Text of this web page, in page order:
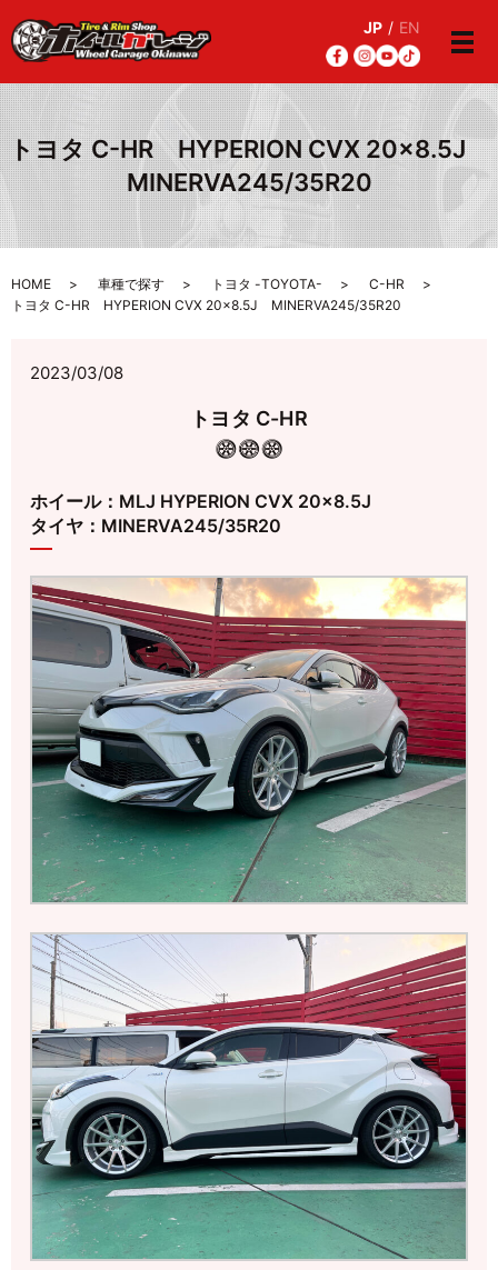
JP / EN
メ
トヨタ C-HR HYPERION CVX 20×8.5J
MINERVA245/35R20
HOME 車種で探す トヨタ -TOYOTA-
C-HR
トヨタ C-HR HYPERION CVX 20×8.5J MINERVA245/35R20
2023/03/08
トヨタ C-HR
ホイール：MLJ HYPERION CVX 20×8.5J
タイヤ：MINERVA245/35R20